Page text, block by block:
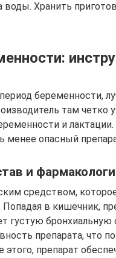
воды. Хранить
беременности,
там четко
и
менее опасный
и
средством,
в кишечник,
густую бронхиальную
препарата, что
препарат